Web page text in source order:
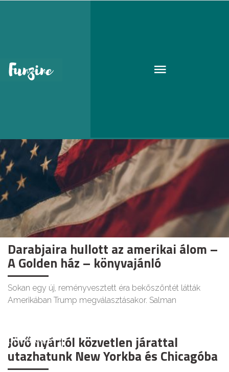
amerika
Darabjaira hullott az amerikai álom –
A Golden ház – könyvajánló
Sokan egy új, reményvesztett éra beköszöntét látták
Amerikában Trump megválasztásakor. Salman
GOODAPEST
Jövő nyártól közvetlen járattal
utazhatunk New Yorkba és Chicagóba